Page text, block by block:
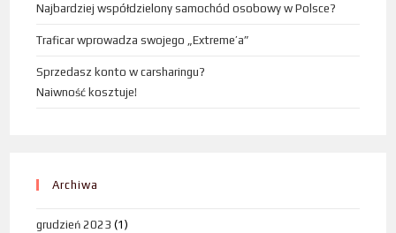
Najbardziej współdzielony samochód osobowy w Polsce?
Traficar wprowadza swojego „Extreme’a”
Sprzedasz konto w carsharingu?
Naiwność kosztuje!
Archiwa
grudzień 2023 (1)